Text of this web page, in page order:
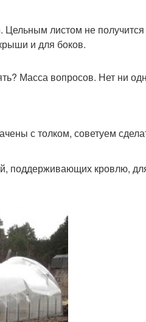
листом не получится
и для боков.
Масса вопросов. Нет ни
с толком, советуем
поддерживающих кровлю,